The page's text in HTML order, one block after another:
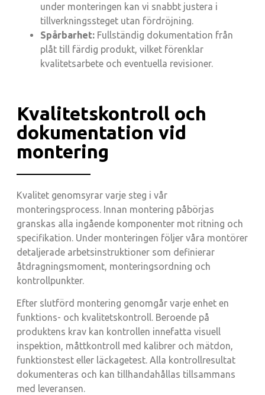
under monteringen kan vi snabbt justera i
tillverkningssteget utan fördröjning.
Spårbarhet: Fullständig dokumentation från
plåt till färdig produkt, vilket förenklar
kvalitetsarbete och eventuella revisioner.
Kvalitetskontroll och
dokumentation vid
montering
Kvalitet genomsyrar varje steg i vår
monteringsprocess. Innan montering påbörjas
granskas alla ingående komponenter mot ritning och
specifikation. Under monteringen följer våra montörer
detaljerade arbetsinstruktioner som definierar
åtdragningsmoment, monteringsordning och
kontrollpunkter.
Efter slutförd montering genomgår varje enhet en
funktions- och kvalitetskontroll. Beroende på
produktens krav kan kontrollen innefatta visuell
inspektion, måttkontroll med kalibrer och mätdon,
funktionstest eller läckagetest. Alla kontrollresultat
dokumenteras och kan tillhandahållas tillsammans
med leveransen.